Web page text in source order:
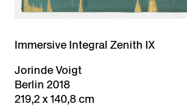
Immersive Integral Zenith IX
Jorinde Voigt
Berlin 2018
219,2 x 140,8 cm